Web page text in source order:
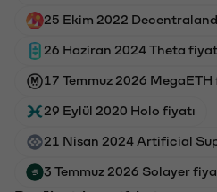
25 Ekim 2022
26 Haziran 2024 Theta
17 Temmuz 2026 MegaETH
29 Eylül 2020 Holo fiyatı
21 Nisan 2024 Artificial
3 Temmuz 2026 Solayer